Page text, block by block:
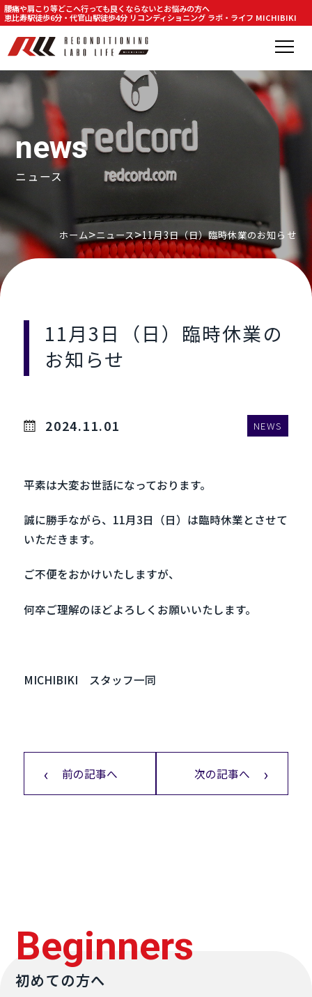
腰痛や肩こり等どこへ行っても良くならないとお悩みの方へ
恵比寿駅徒歩6分・代官山駅徒歩4分 リコンディショニング ラボ・ライフ MICHIBIKI
news
ニュース
ホーム ニュース 11月3日（日）臨時休業のお知らせ
11月3日（日）臨時休業の
お知らせ
2024.11.01 NEWS
平素は大変お世話になっております。
誠に勝手ながら、11月3日（日）は臨時休業とさせて
いただきます。
ご不便をおかけいたしますが、
何卒ご理解のほどよろしくお願いいたします。
MICHIBIKI スタッフ一同
前の記事へ 次の記事へ
Beginners
初めての方へ